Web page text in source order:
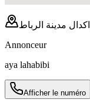
Annonceur
aya lahabibi
Afficher le numéro